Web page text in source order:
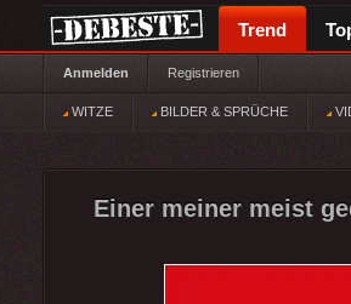
Trend
Anmelden Registrieren
WITZE BILDER & SPRÜCHE
Einer meiner meist